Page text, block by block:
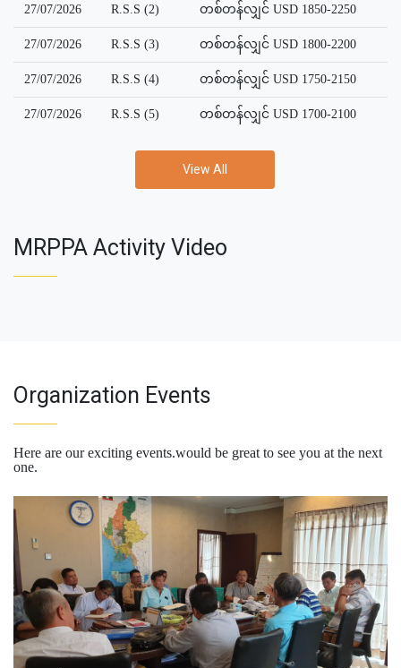
27/07/2026 R.S.S (2) တစ်တန်လျှင် USD 1850-2250
27/07/2026 R.S.S (3) တစ်တန်လျှင် USD 1800-2200
27/07/2026 R.S.S (4) တစ်တန်လျှင် USD 1750-2150
27/07/2026 R.S.S (5) တစ်တန်လျှင် USD 1700-2100
View All
MRPPA Activity Video
Organization Events
Here are our exciting events.would be great to see you at the next
one.